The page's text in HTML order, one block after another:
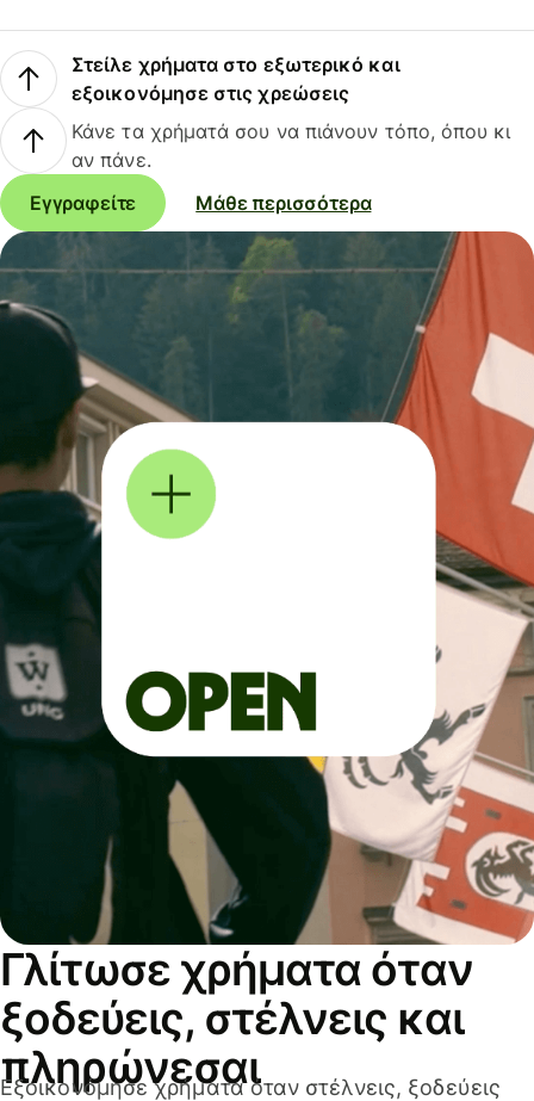
Στείλε χρήματα στο εξωτερικό και
εξοικονόμησε στις χρεώσεις
Κάνε τα χρήματά σου να πιάνουν τόπο, όπου κι
αν πάνε.
Εγγραφείτε
Μάθε περισσότερα
Γλίτωσε χρήματα όταν
ξοδεύεις, στέλνεις και
πληρώνεσαι
Εξοικονόμησε χρήματα όταν στέλνεις, ξοδεύεις